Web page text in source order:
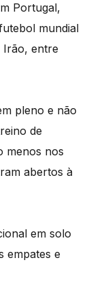
Portugal,
mundial
Irão, entre
pleno e não
de
menos nos
abertos à
em solo
empates e